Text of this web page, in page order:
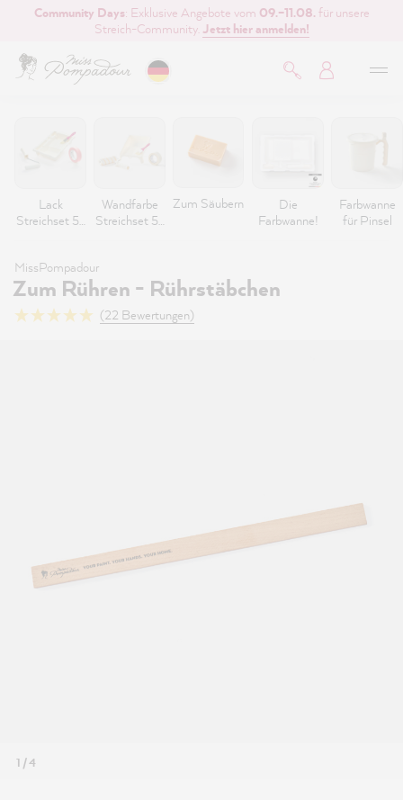
springen
Community Days: Exklusive Angebote vom 09.–11.08. für unsere
Streich-Community. Jetzt hier anmelden!
Lack
Streichset 5-
Wandfarbe
Streichset 5-
Zum Säubern
Die
Farbwanne!
Farbwanne
für Pinsel
MissPompadour
Zum Rühren - Rührstäbchen
(22 Bewertungen)
1 / 4